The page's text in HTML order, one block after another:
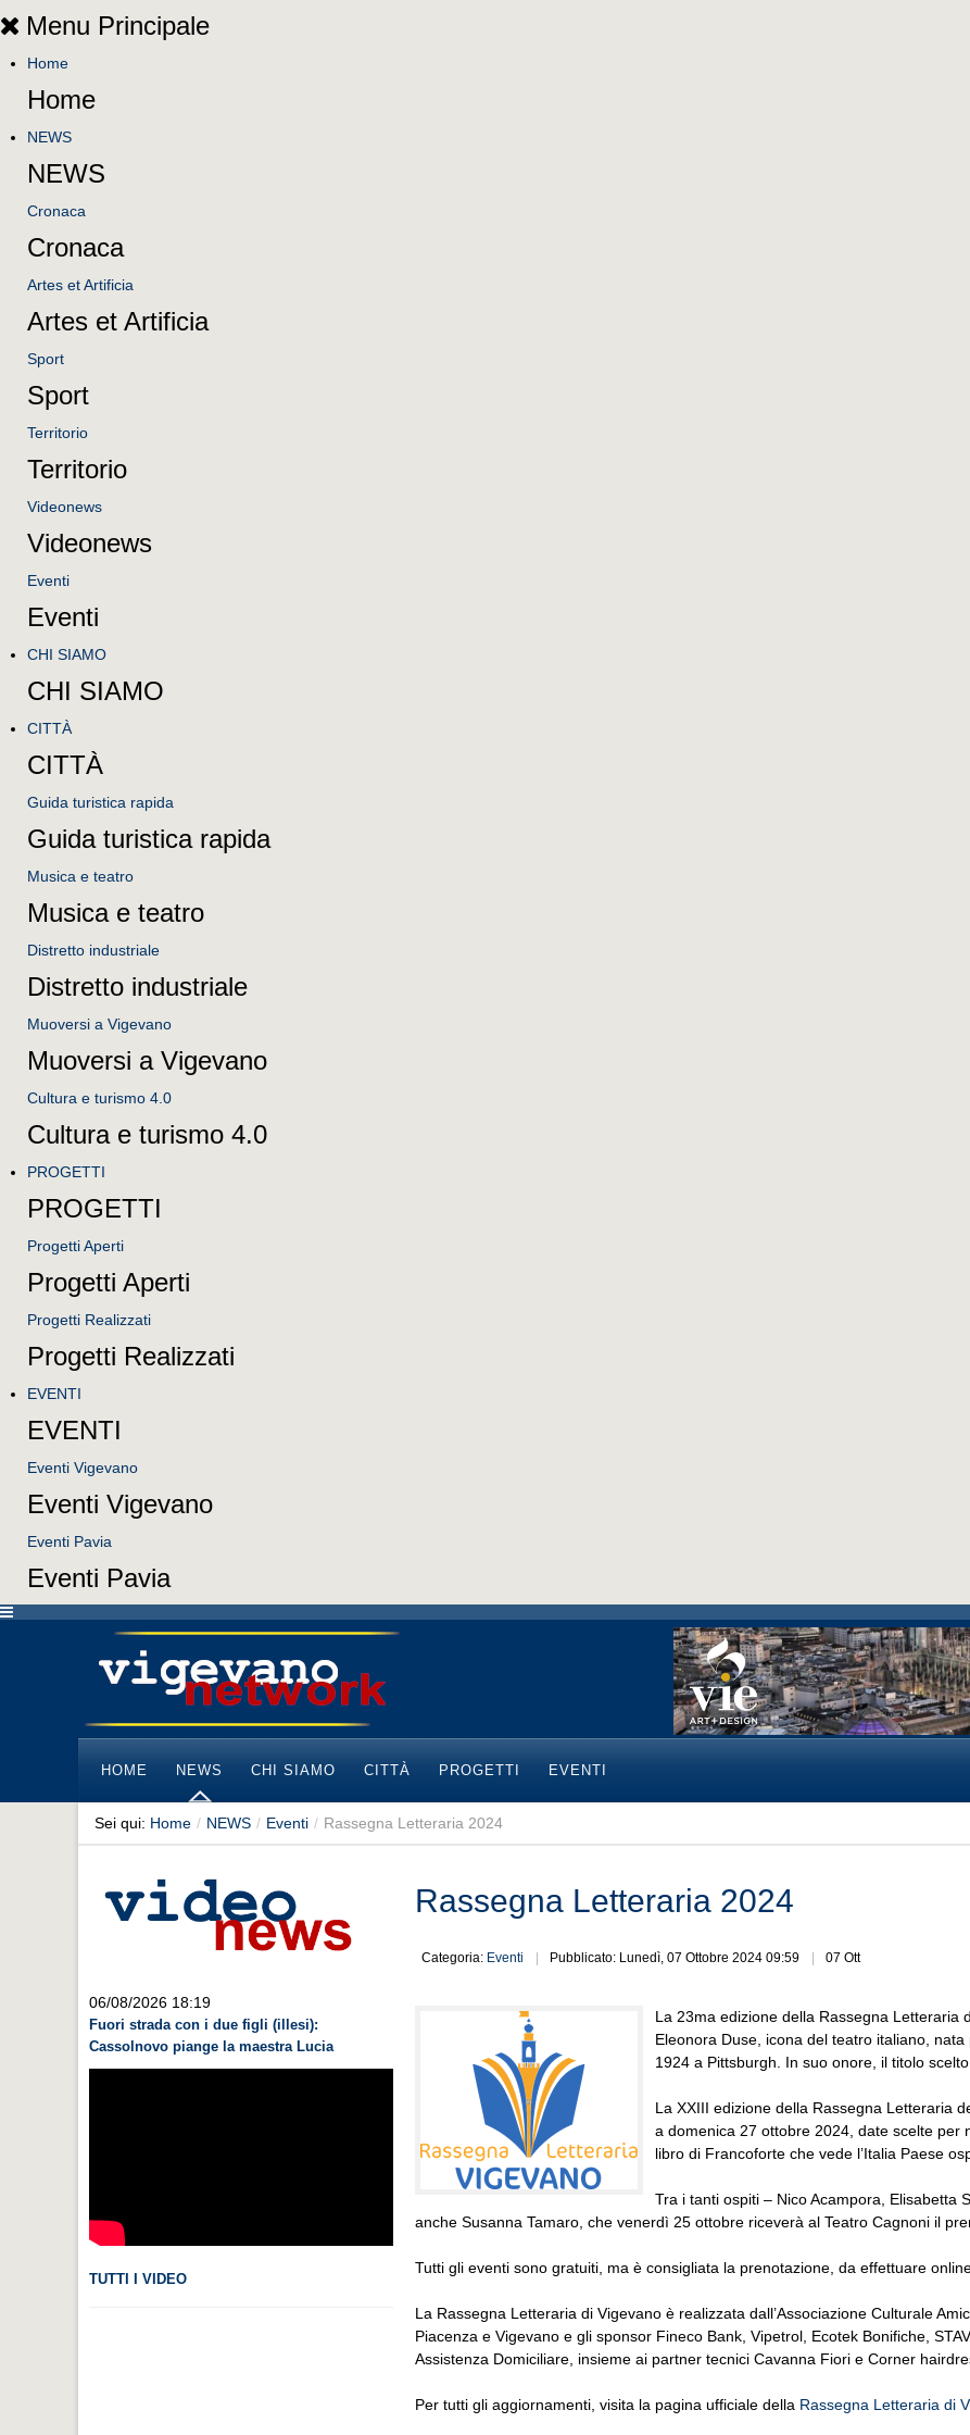
Menu Principale
Home
Home
NEWS
NEWS
Cronaca
Cronaca
Artes et Artificia
Artes et Artificia
Sport
Sport
Territorio
Territorio
Videonews
Videonews
Eventi
Eventi
CHI SIAMO
CHI SIAMO
CITTÀ
CITTÀ
Guida turistica rapida
Guida turistica rapida
Musica e teatro
Musica e teatro
Distretto industriale
Distretto industriale
Muoversi a Vigevano
Muoversi a Vigevano
Cultura e turismo 4.0
Cultura e turismo 4.0
PROGETTI
PROGETTI
Progetti Aperti
Progetti Aperti
Progetti Realizzati
Progetti Realizzati
EVENTI
EVENTI
Eventi Vigevano
Eventi Vigevano
Eventi Pavia
Eventi Pavia
HOME NEWS CHI SIAMO CITTÀ PROGETTI EVENTI
Sei qui: Home / NEWS / Eventi / Rassegna Letteraria 2024
06/08/2026 18:19
Fuori strada con i due figli (illesi):
Cassolnovo piange la maestra Lucia
TUTTI I VIDEO
Rassegna Letteraria 2024
Categoria: Eventi Pubblicato: Lunedì, 07 Ottobre 2024 09:59 07 Ott
La 23ma edizione della Rassegna Letteraria
Eleonora Duse, icona del teatro italiano,
1924 a Pittsburgh. In suo onore, il titolo
La XXIII edizione della Rassegna Letteraria
a domenica 27 ottobre 2024, date scelte per
libro di Francoforte che vede l’Italia Paese
Tra i tanti ospiti – Nico Acampora, Elisabetta
anche Susanna Tamaro, che venerdì 25 ottobre riceverà al Teatro Cagnoni il
Tutti gli eventi sono gratuiti, ma è consigliata la prenotazione, da effettuare
La Rassegna Letteraria di Vigevano è realizzata dall’Associazione Culturale
Piacenza e Vigevano e gli sponsor Fineco Bank, Vipetrol, Ecotek Bonifiche,
Assistenza Domiciliare, insieme ai partner tecnici Cavanna Fiori e Corner
Per tutti gli aggiornamenti, visita la pagina ufficiale della Rassegna Letteraria di